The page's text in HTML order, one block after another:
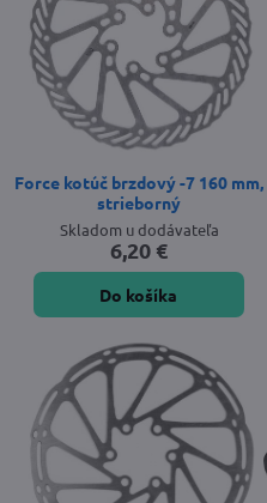
Force kotúč brzdový -7 160 mm,
strieborný
Skladom u dodávateľa
6,20 €
Do košíka